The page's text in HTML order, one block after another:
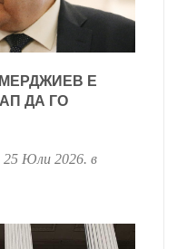
Е
ДА ГО
Юли 2026. в